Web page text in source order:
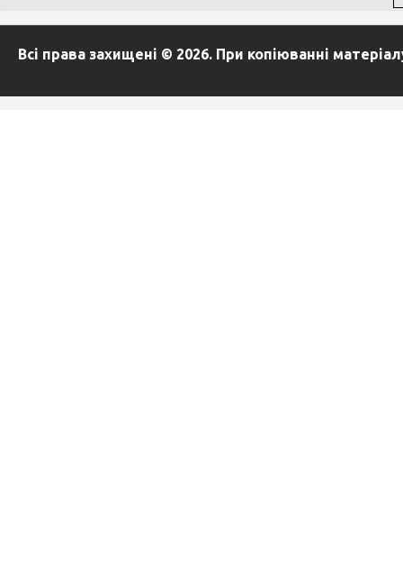
Всі права захищені © 2026. При копіюванні